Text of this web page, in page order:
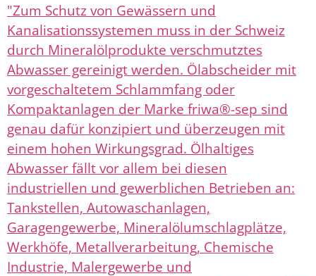
"Zum Schutz von Gewässern und
Kanalisationssystemen muss in der Schweiz
durch Mineralölprodukte verschmutztes
Abwasser gereinigt werden. Ölabscheider mit
vorgeschaltetem Schlammfang oder
Kompaktanlagen der Marke friwa®-sep sind
genau dafür konzipiert und überzeugen mit
einem hohen Wirkungsgrad. Ölhaltiges
Abwasser fällt vor allem bei diesen
industriellen und gewerblichen Betrieben an:
Tankstellen, Autowaschanlagen,
Garagengewerbe, Mineralölumschlagplätze,
Werkhöfe, Metallverarbeitung, Chemische
Industrie, Malergewerbe und